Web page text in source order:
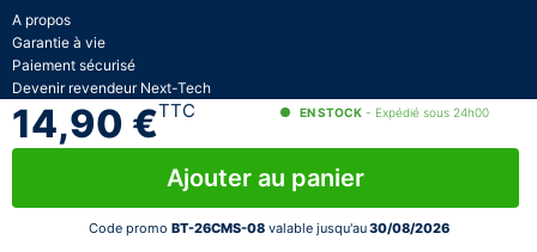
14,90 €TTC EN STOCK - Expédié sous 24h00
Ajouter au panier
Code promo BT-26CMS-08valable jusqu'au30/08/2026
A propos
Garantie à vie
Paiement sécurisé
Devenir revendeur Next-Tech
Stock en temps réel
© 2026 - Next Tech France